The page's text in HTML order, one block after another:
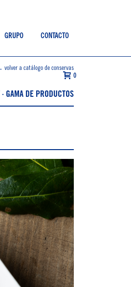
GRUPO CONTACTO
0
volver a catálogo de conservas
GAMA DE PRODUCTOS